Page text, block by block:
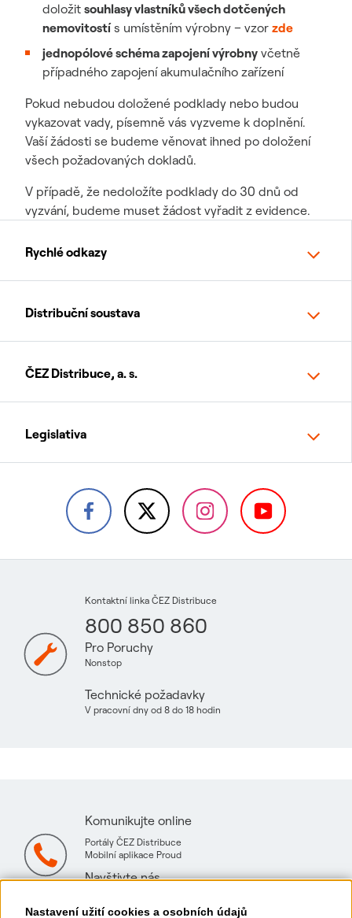
Nastavení užití cookies a osobních údajů
doložit souhlasy vlastníků všech dotčených
nemovitostís umístěním výrobny – vzor zde
jednopólové schéma zapojení výrobny včetně
případného zapojení akumulačního zařízení
Pokud nebudou doložené podklady nebo budou
vykazovat vady, písemně vás vyzveme k doplnění.
Vaší žádosti se budeme věnovat ihned po doložení
všech požadovaných dokladů.
V případě, že nedoložíte podklady do 30 dnů od
vyzvání, budeme muset žádost vyřadit z evidence.
Rychlé odkazy
Distribuční soustava
ČEZ Distribuce, a. s.
Legislativa
Kontaktní linka ČEZ Distribuce
800 850 860
Pro Poruchy
Nonstop
Technické požadavky
V pracovní dny od 8 do 18 hodin
Komunikujte online
Portály ČEZ Distribuce
Mobilní aplikace Proud
Navštivte nás